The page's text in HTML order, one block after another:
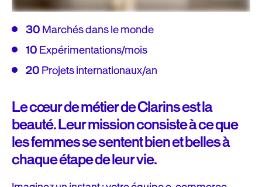
30Marchés dans le monde
10Expérimentations/mois
20Projets internationaux/an
Le cœur de métier de Clarins est la
beauté. Leur mission consiste à ce que
les femmes se sentent bien et belles à
chaque étape de leur vie.